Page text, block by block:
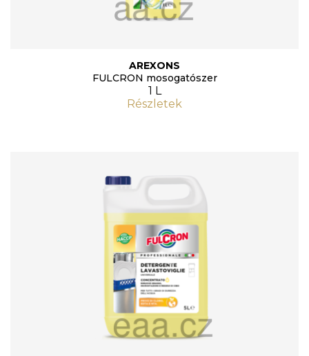
AREXONS
FULCRON mosogatószer
1 L
Részletek